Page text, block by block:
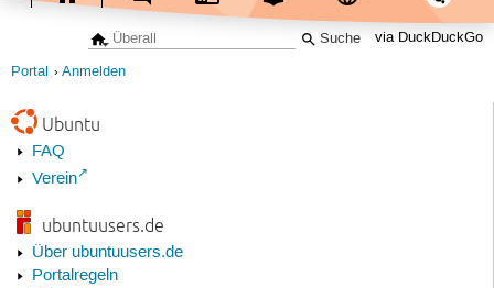
via DuckDuckGo
Portal Anmelden
Ubuntu
FAQ
Verein
ubuntuusers.de
Über ubuntuusers.de
Portalregeln